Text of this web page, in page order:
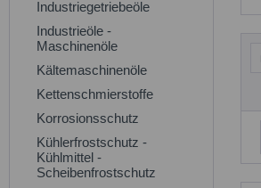
Industriegetriebeöle
Industrieöle -
Maschinenöle
Kältemaschinenöle
Kettenschmierstoffe
Korrosionsschutz
Kühlerfrostschutz -
Kühlmittel -
Scheibenfrostschutz